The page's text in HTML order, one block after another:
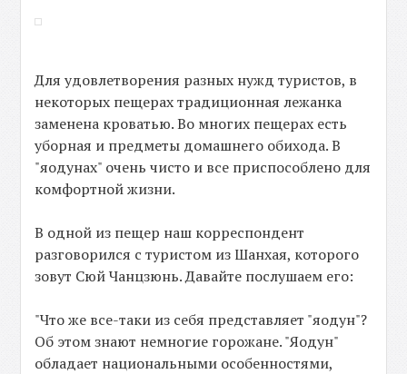
Для удовлетворения разных нужд туристов, в
некоторых пещерах традиционная лежанка
заменена кроватью. Во многих пещерах есть
уборная и предметы домашнего обихода. В
"яодунах" очень чисто и все приспособлено для
комфортной жизни.
В одной из пещер наш корреспондент
разговорился с туристом из Шанхая, которого
зовут Сюй Чанцзюнь. Давайте послушаем его:
"Что же все-таки из себя представляет "яодун"?
Об этом знают немногие горожане. "Яодун"
обладает национальными особенностями,